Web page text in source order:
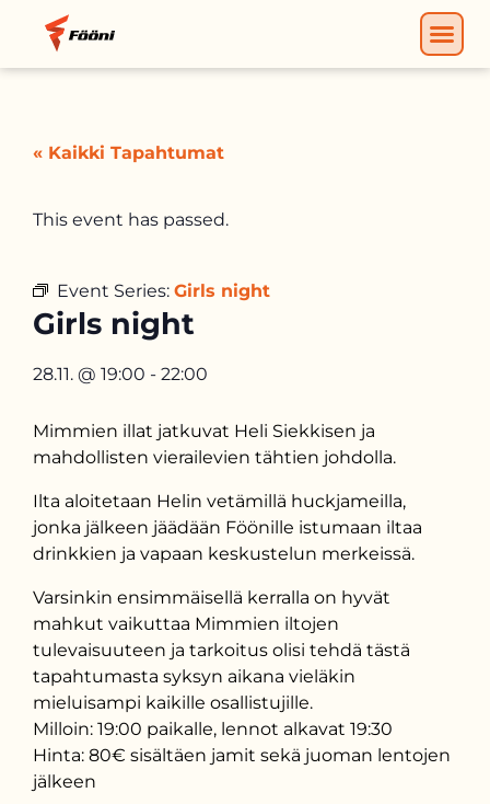
« Kaikki Tapahtumat
This event has passed.
Event Series: Girls night
Girls night
28.11. @ 19:00 - 22:00
Mimmien illat jatkuvat Heli Siekkisen ja
mahdollisten vierailevien tähtien johdolla.
Ilta aloitetaan Helin vetämillä huckjameilla,
jonka jälkeen jäädään Föönille istumaan iltaa
drinkkien ja vapaan keskustelun merkeissä.
Varsinkin ensimmäisellä kerralla on hyvät
mahkut vaikuttaa Mimmien iltojen
tulevaisuuteen ja tarkoitus olisi tehdä tästä
tapahtumasta syksyn aikana vieläkin
mieluisampi kaikille osallistujille.
Milloin: 19:00 paikalle, lennot alkavat 19:30
Hinta: 80€ sisältäen jamit sekä juoman lentojen
jälkeen